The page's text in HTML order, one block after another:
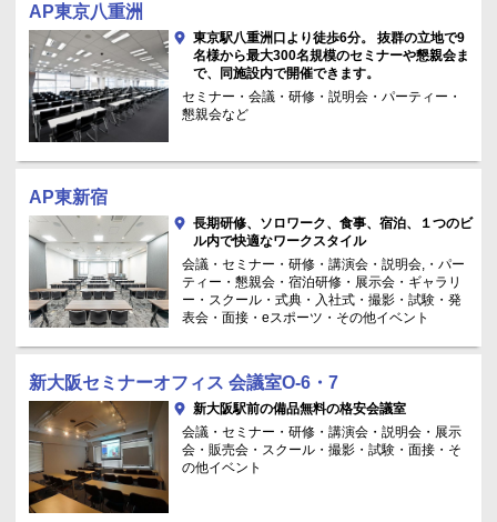
AP東京八重洲
東京駅八重洲口より徒歩6分。 抜群の立地で9
名様から最大300名規模のセミナーや懇親会ま
で、同施設内で開催できます。
セミナー・会議・研修・説明会・パーティー・
懇親会など
AP東新宿
長期研修、ソロワーク、食事、宿泊、１つのビ
ル内で快適なワークスタイル
会議・セミナー・研修・講演会・説明会,・パー
ティー・懇親会・宿泊研修・展示会・ギャラリ
ー・スクール・式典・入社式・撮影・試験・発
表会・面接・eスポーツ・その他イベント
新大阪セミナーオフィス 会議室O-6・7
新大阪駅前の備品無料の格安会議室
会議・セミナー・研修・講演会・説明会・展示
会・販売会・スクール・撮影・試験・面接・そ
の他イベント